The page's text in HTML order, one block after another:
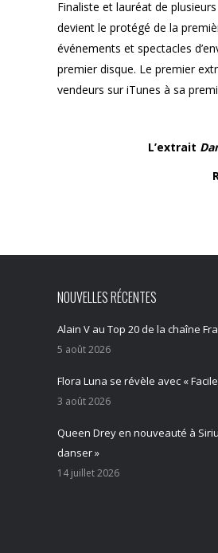
Finaliste et lauréat de
devient le protégé de la
événements et spectacles
premier disque. Le premier
vendeurs sur iTunes à sa
L’extrait
NOUVELLES RÉCENTES
Alain V au Top 20 de la chaîne
5 août 2026
Flora Luna se révèle avec «
3 août 2026
Queen Drey en nouveauté à
danser »
14 juillet 2026